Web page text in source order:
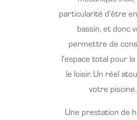
particularité d'être
bassin, et donc
permettre de
l'espace total pour
le loisir. Un réel
votre piscine.
Une prestation de